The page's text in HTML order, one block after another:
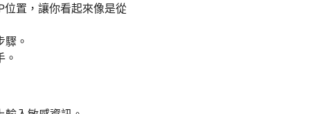
置，讓你看起來像是從
。